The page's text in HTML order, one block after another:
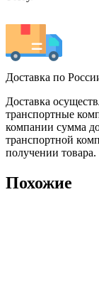
Доставка по
Доставка
транспортные
компании сумма
транспортной
получении товара.
Похожие